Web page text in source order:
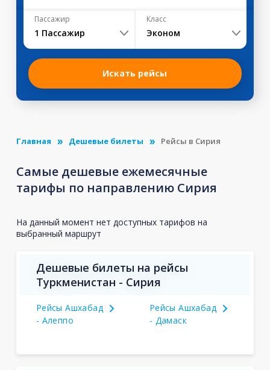
Пассажир
1 Пассажир
Класс
Эконом
Искать рейсы
Главная Дешевые билеты Рейсы в Сирия
Самые дешевые ежемесячные
тарифы по направлению Сирия
На данный момент нет доступных тарифов на
выбранный маршрут
Дешевые билеты на рейсы
Туркменистан - Сирия
Рейсы Ашхабад
- Алеппо
Рейсы Ашхабад
- Дамаск